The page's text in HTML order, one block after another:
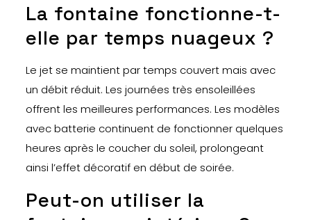
La fontaine fonctionne-t-
elle par temps nuageux ?
Le jet se maintient par temps couvert mais avec
un débit réduit. Les journées très ensoleillées
offrent les meilleures performances. Les modèles
avec batterie continuent de fonctionner quelques
heures après le coucher du soleil, prolongeant
ainsi l’effet décoratif en début de soirée.
Peut-on utiliser la